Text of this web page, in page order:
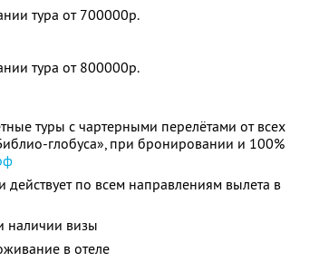
тура от 700000р.
тура от 800000р.
туры с чартерными перелётами от всех
глобуса», при бронировании и 100%
по всем направлениям вылета в
наличии визы
в отеле